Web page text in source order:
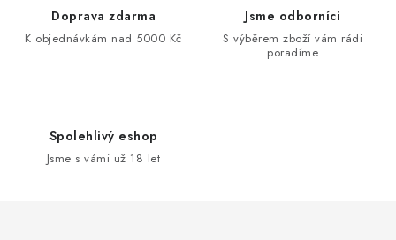
Doprava zdarma
K objednávkám nad 5000 Kč
Jsme odborníci
S výběrem zboží vám rádi
poradíme
Spolehlivý eshop
Jsme s vámi už 18 let